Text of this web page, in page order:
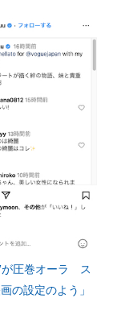
が圧巻オーラ ス
の設定のよう」